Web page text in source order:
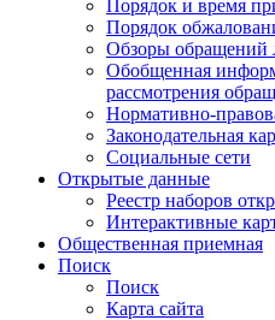
Порядок и время
Порядок
Обзоры обращений
Обобщенная
рассмотрения
Нормативно-
Законодательная
Социальные сети
Открытые данные
Реестр наборов
Интерактивные
Общественная приемная
Поиск
Поиск
Карта сайта